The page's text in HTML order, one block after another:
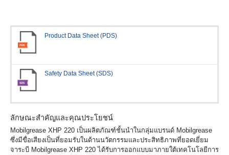
Product Data Sheet (PDS)
Safety Data Sheet (SDS)
ลักษณะสำคัญและคุณประโยชน์
Mobilgrease XHP 220 เป็นผลิตภัณฑ์ชั้นนำในกลุ่มแบรนด์ Mobilgrease
ซึ่งมีขื่อเสียงเป็นที่ยอมรับในด้านนวัตกรรมและประสิทธิภาพที่ยอดเยี่ยม
จาระบี Mobilgrease XHP 220 ได้รับการออกแบบมาภายใต้เทคโนโลยีการ